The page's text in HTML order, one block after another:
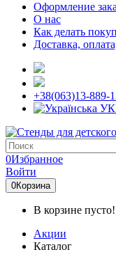
Оформление
О нас
Как делать
Доставка,
+38(063)13-889-
0Избранное
Войти
0Корзина
В корзине пусто!
Акции
Каталог